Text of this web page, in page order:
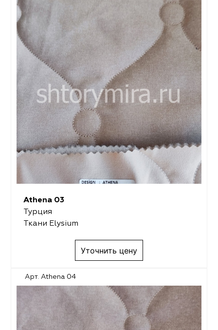
Athena 03
Турция
Ткани Elysium
Уточнить цену
Арт. Athena 04